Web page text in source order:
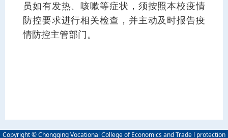
员如有发热、咳嗽等症状，须按照本校疫情
防控要求进行相关检查，并主动及时报告疫
情防控主管部门。
Copyright © Chongqing Vocational College of Economics and Trade l protection